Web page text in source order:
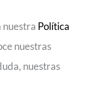
nuestra Política
nuestras
nuestras